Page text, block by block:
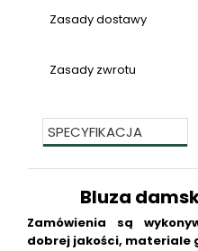
Zasady dostawy
Zasady zwrotu
SPECYFIKACJA
Bluza
Zamówienia są
dobrej jakości, materiale